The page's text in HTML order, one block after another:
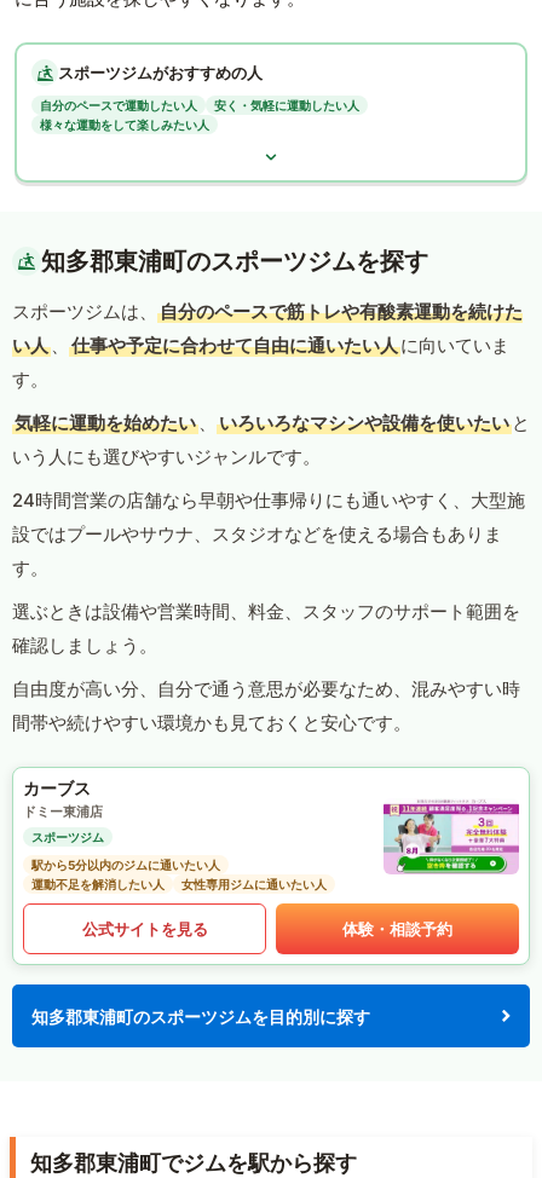
スポーツジムがおすすめの人
自分のペースで運動したい人
安く・気軽に運動したい人
様々な運動をして楽しみたい人
知多郡東浦町のスポーツジムを探す
スポーツジムは、
自分のペースで筋トレや有酸素運動を続けた
い人 、 仕事や予定に合わせて自由に通いたい人に向いていま
す。
気軽に運動を始めたい 、 いろいろなマシンや設備を使いたい と
いう人にも選びやすいジャンルです。
24時間営業の店舗なら早朝や仕事帰りにも通いやすく、大型施
設ではプールやサウナ、スタジオなどを使える場合もありま
す。
選ぶときは設備や営業時間、料金、スタッフのサポート範囲を
確認しましょう。
自由度が高い分、自分で通う意思が必要なため、混みやすい時
間帯や続けやすい環境かも見ておくと安心です。
カーブス
ドミー東浦店
スポーツジム
駅から5分以内のジムに通いたい人
運動不足を解消したい人
女性専用ジムに通いたい人
公式サイトを見る 体験・相談予約
知多郡東浦町のスポーツジムを目的別に探す
知多郡東浦町でジムを駅から探す